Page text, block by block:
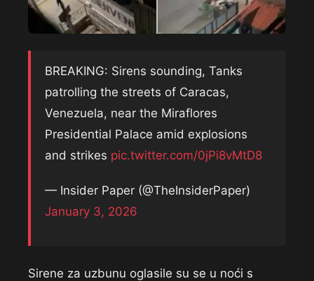
BREAKING: Sirens sounding, Tanks
patrolling the streets of Caracas,
Venezuela, near the Miraflores
Presidential Palace amid explosions
and strikes pic.twitter.com/0jPi8vMtD8
— Insider Paper (@TheInsiderPaper)
January 3, 2026
Sirene za uzbunu oglasile su se u noći s